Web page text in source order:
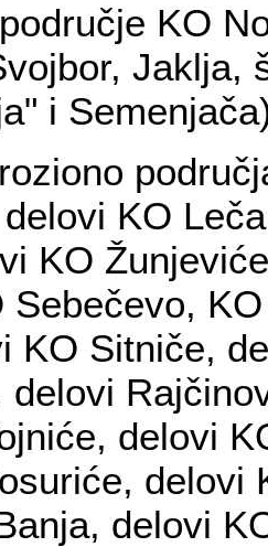
KO
Jaklja,
i
KO
KO
Sebečevo,
KO Sitniče,
delovi
delovi
delovi
delovi